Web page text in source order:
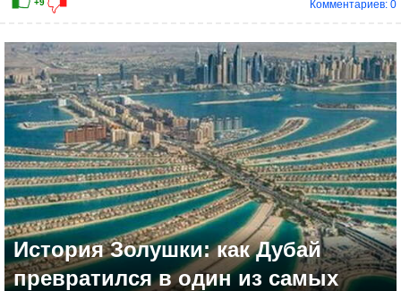
+26
Комментариев: 0
История Золушки: как Дубай
превратился в один из самых